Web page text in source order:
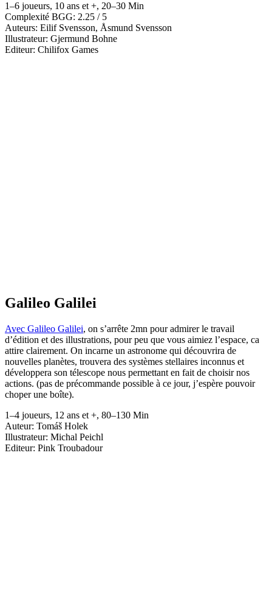
1–6 joueurs, 10 ans et +, 20–30 Min
Complexité BGG: 2.25 / 5
Auteurs: Eilif Svensson, Åsmund Svensson
Illustrateur: Gjermund Bohne
Editeur: Chilifox Games
Galileo Galilei
Avec Galileo Galilei, on s’arrête 2mn pour admirer le travail
d’édition et des illustrations, pour peu que vous aimiez l’espace, ca
attire clairement. On incarne un astronome qui découvrira de
nouvelles planètes, trouvera des systèmes stellaires inconnus et
développera son télescope nous permettant en fait de choisir nos
actions. (pas de précommande possible à ce jour, j’espère pouvoir
choper une boîte).
1–4 joueurs, 12 ans et +, 80–130 Min
Auteur: Tomáš Holek
Illustrateur: Michal Peichl
Editeur: Pink Troubadour